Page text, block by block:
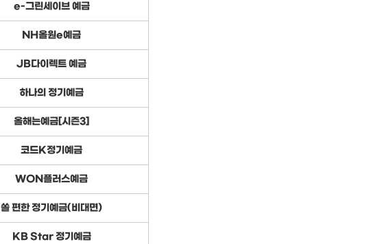
e-그린세이브 예금
NH올원e예금
JB다이렉트 예금
하나의 정기예금
올해는예금[시즌3]
코드K정기예금
WON플러스예금
쏠 편한 정기예금(비대면)
KB Star 정기예금